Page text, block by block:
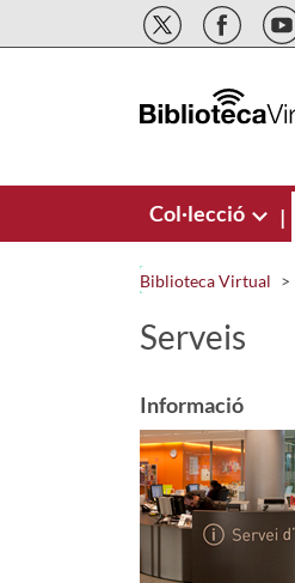
Salta al contingut principal
Col·lecció |
Biblioteca Virtual
Serveis
Informació